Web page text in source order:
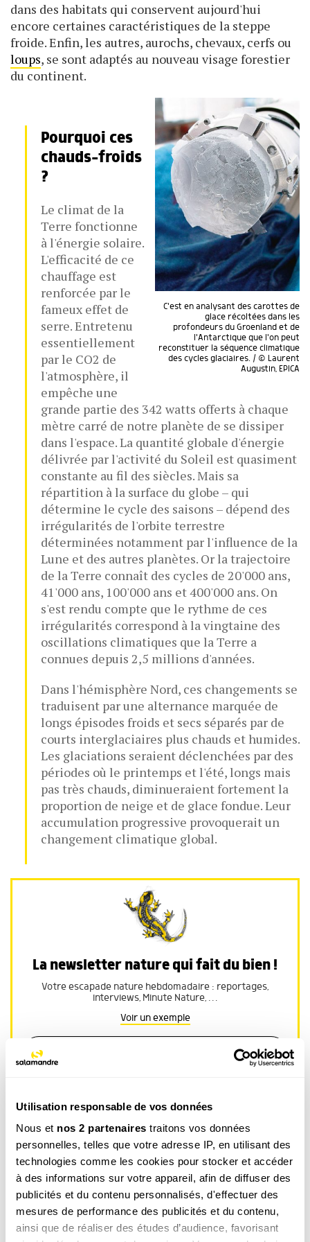
Utilisation responsable de vos données
Nous et nos 2 partenaires traitons vos données
personnelles, telles que votre adresse IP, en utilisant des
technologies comme les cookies pour stocker et accéder
à des informations sur votre appareil, afin de diffuser des
publicités et du contenu personnalisés, d'effectuer des
mesures de performance des publicités et du contenu,
ainsi que de réaliser des études d’audience, favorisant
dans des habitats qui conservent aujourd'hui
encore certaines caractéristiques de la steppe
froide. Enfin, les autres, aurochs, chevaux, cerfs ou
loups, se sont adaptés au nouveau visage forestier
du continent.
C'est en analysant des carottes de
glace récoltées dans les
profondeurs du Groenland et de
l'Antarctique que l'on peut
reconstituer la séquence climatique
des cycles glaciaires. / © Laurent
Augustin, EPICA
Pourquoi ces
chauds-froids
?
Le climat de la
Terre fonctionne
à l'énergie solaire.
L'efficacité de ce
chauffage est
renforcée par le
fameux effet de
serre. Entretenu
essentiellement
par le CO2 de
l'atmosphère, il
empêche une
grande partie des 342 watts offerts à chaque
mètre carré de notre planète de se dissiper
dans l'espace. La quantité globale d'énergie
délivrée par l'activité du Soleil est quasiment
constante au fil des siècles. Mais sa
répartition à la surface du globe – qui
détermine le cycle des saisons – dépend des
irrégularités de l'orbite terrestre
déterminées notamment par l'influence de la
Lune et des autres planètes. Or la trajectoire
de la Terre connaît des cycles de 20'000 ans,
41'000 ans, 100'000 ans et 400'000 ans. On
s'est rendu compte que le rythme de ces
irrégularités correspond à la vingtaine des
oscillations climatiques que la Terre a
connues depuis 2,5 millions d'années.
Dans l'hémisphère Nord, ces changements se
traduisent par une alternance marquée de
longs épisodes froids et secs séparés par de
courts interglaciaires plus chauds et humides.
Les glaciations seraient déclenchées par des
périodes où le printemps et l'été, longs mais
pas très chauds, diminueraient fortement la
proportion de neige et de glace fondue. Leur
accumulation progressive provoquerait un
changement climatique global.
La newsletter nature qui fait du bien !
Votre escapade nature hebdomadaire : reportages,
interviews, Minute Nature, …
Voir un exemple
vous désinscrire à tout moment.
Article ouvert aux
abonnés
de laRevue